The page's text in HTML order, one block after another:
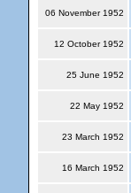
06 November 1952
12 October 1952
25 June 1952
22 May 1952
23 March 1952
16 March 1952